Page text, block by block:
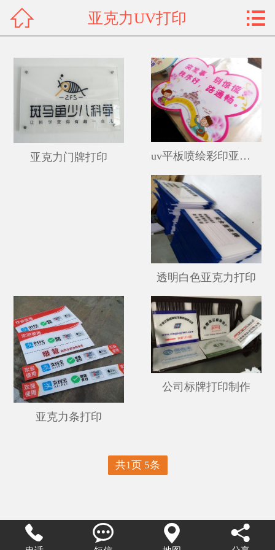

产品展示
新闻资讯
案例展示
联系我们
客户留言
人才招聘
 亚克力UV打印 
亚克力门牌打印 uv平板喷绘彩印亚克力
透明白色亚克力打印
亚克力条打印
公司标牌打印制作
共1页 5条
   